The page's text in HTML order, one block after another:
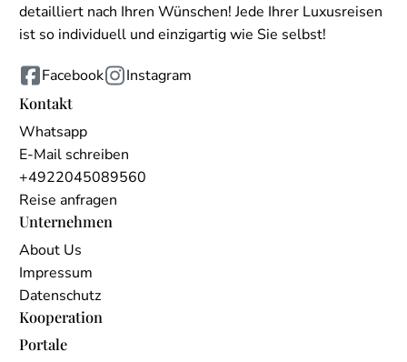
detailliert nach Ihren Wünschen! Jede Ihrer Luxusreisen
ist so individuell und einzigartig wie Sie selbst!
Facebook
Instagram
Kontakt
Whatsapp
E-Mail schreiben
+4922045089560
Reise anfragen
Unternehmen
About Us
Impressum
Datenschutz
Kooperation
Portale